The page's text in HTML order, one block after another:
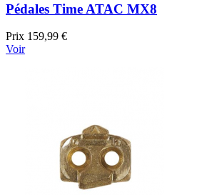
Pédales Time ATAC MX8
Prix 159,99 €
Voir